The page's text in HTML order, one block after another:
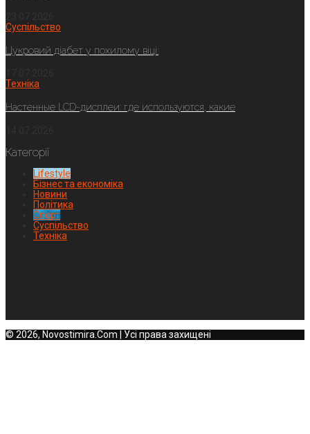
Суспільство
Цукровий діабет у похилому віці:
Техніка
Настенные LCD-дисплеи: где используются, какие
Категорії
Lifestyle
Бізнес та економіка
Новини
Політика
Спорт
Суспільство
Техніка
© 2026, Novostimira.Com | Усі права захищені